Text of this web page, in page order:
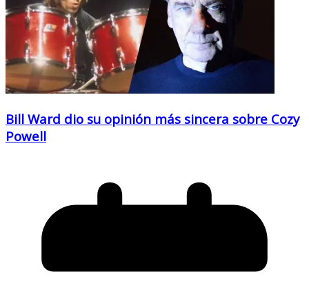
Bill Ward dio su opinión más sincera sobre Cozy
Powell